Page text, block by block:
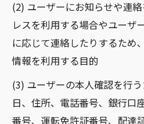
(2) ユーザーにお知らせや連
レスを利用する場合やユーザ
に応じて連絡したりするため
情報を利用する目的
(3) ユーザーの本人確認を行
日、住所、電話番号、銀行口
番号、運転免許証番号、配達